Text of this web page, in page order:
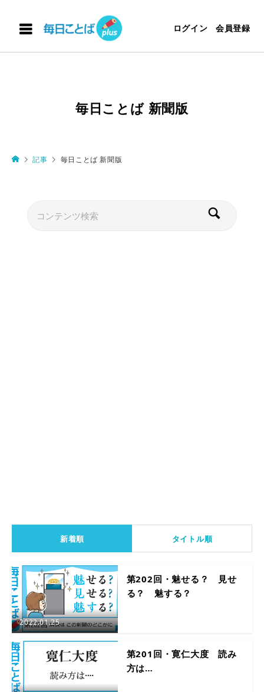
ログイン 会員登録
毎日ことば 新聞版
記事 毎日ことば 新聞版
新着順 タイトル順
2022.01.25
第202回・魅せる？ 見せ
る？ 魅する？
第201回・寛仁大度 読み
方は…